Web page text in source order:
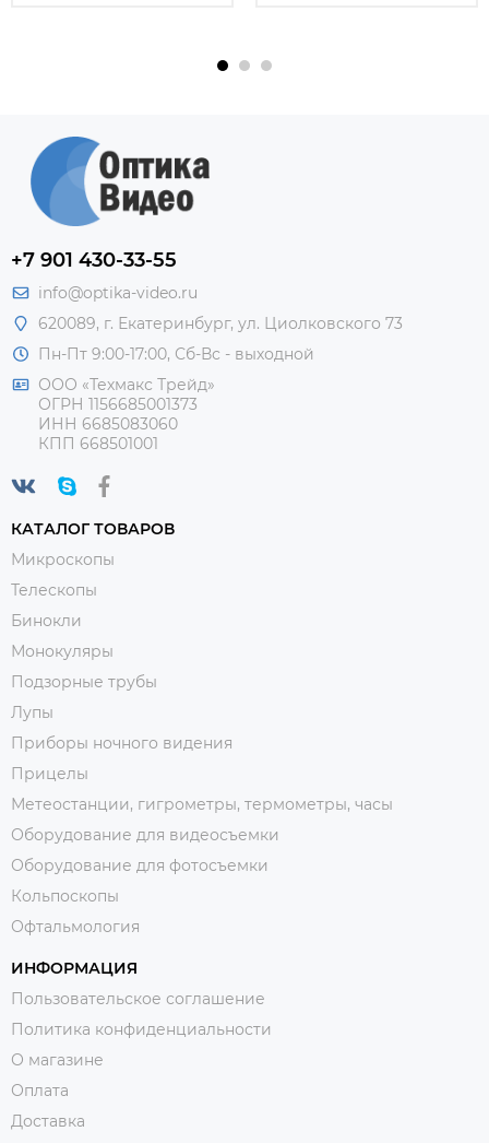
+7 901 430-33-55
info@optika-video.ru
620089, г. Екатеринбург, ул. Циолковского 73
Пн-Пт 9:00-17:00, Сб-Вс - выходной
ООО «Техмакс Трейд»
ОГРН 1156685001373
ИНН 6685083060
КПП 668501001
КАТАЛОГ ТОВАРОВ
Микроскопы
Телескопы
Бинокли
Монокуляры
Подзорные трубы
Лупы
Приборы ночного видения
Прицелы
Метеостанции, гигрометры, термометры, часы
Оборудование для видеосъемки
Оборудование для фотосъемки
Кольпоскопы
Офтальмология
ИНФОРМАЦИЯ
Пользовательское соглашение
Политика конфиденциальности
О магазине
Оплата
Доставка